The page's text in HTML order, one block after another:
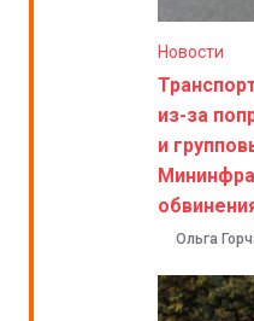
Новости
из-за
и
Ольга